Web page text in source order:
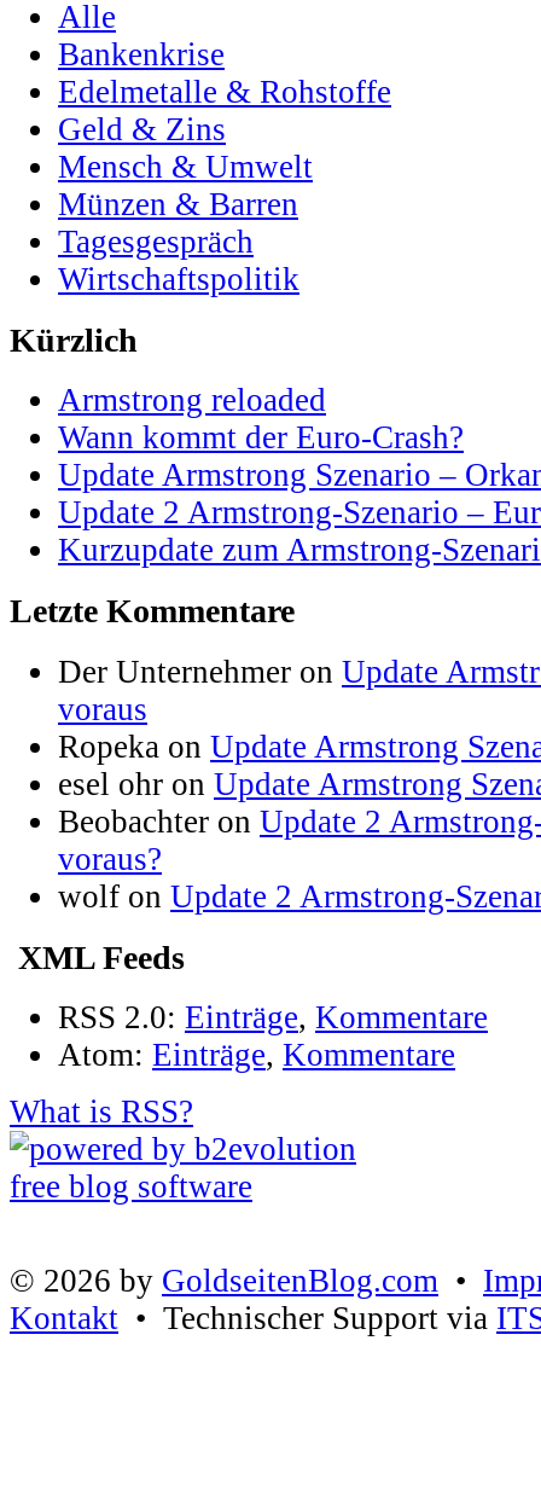
Alle
Bankenkrise
Edelmetalle & Rohstoffe
Geld & Zins
Mensch & Umwelt
Münzen & Barren
Tagesgespräch
Wirtschaftspolitik
Kürzlich
Armstrong reloaded
Wann kommt der Euro-Crash?
Update Armstrong Szenario –
Update 2 Armstrong-Szenario –
Kurzupdate zum Armstrong-
Letzte Kommentare
Der Unternehmer on Update
voraus
Ropeka on Update Armstrong
esel ohr on Update Armstrong
Beobachter on Update 2
voraus?
wolf on Update 2 Armstrong-
XML Feeds
RSS 2.0: Einträge, Kommentare
Atom: Einträge, Kommentare
What is RSS?
© 2026 by GoldseitenBlog.com •
Kontakt • Technischer Support via